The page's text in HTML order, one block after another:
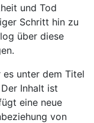
und Tod
Schritt hin zu
über diese
es unter dem Titel
Inhalt ist
eine neue
von